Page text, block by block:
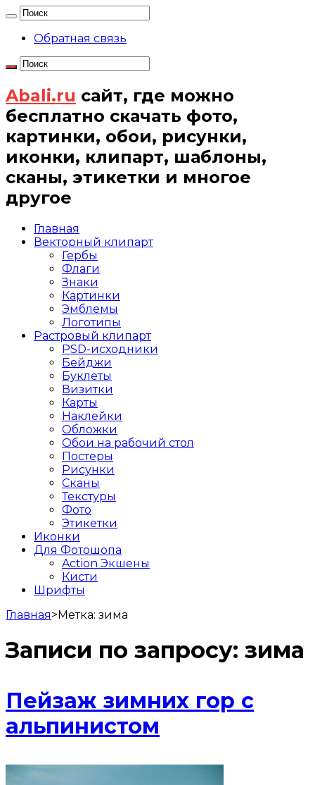
Обратная связь
Abali.ru сайт, где можно
бесплатно скачать фото,
картинки, обои, рисунки,
иконки, клипарт, шаблоны,
сканы, этикетки и многое
другое
Главная
Векторный клипарт
Гербы
Флаги
Знаки
Картинки
Эмблемы
Логотипы
Растровый клипарт
PSD-исходники
Бейджи
Буклеты
Визитки
Карты
Наклейки
Обложки
Обои на рабочий стол
Постеры
Рисунки
Сканы
Текстуры
Фото
Этикетки
Иконки
Для Фотошопа
Action Экшены
Кисти
Шрифты
Главная>Метка: зима
Записи по запросу: зима
Пейзаж зимних гор с
альпинистом